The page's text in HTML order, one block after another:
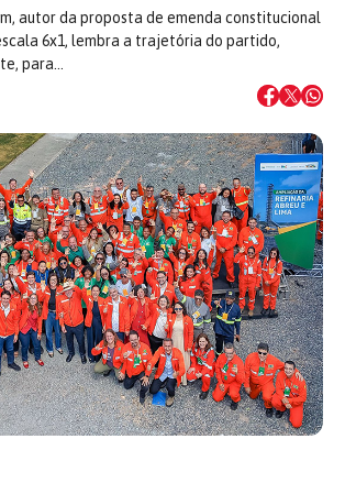
autor da proposta de emenda constitucional
6x1, lembra a trajetória do partido,
para…